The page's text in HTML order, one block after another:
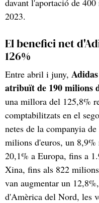
2023.
El benefici net
126%
Entre abril i juny,
atribuït de 190 milions
una millora del 125,8%
comptabilitzats en el
netes de la companyia
milions d'euros, un
20,1% a Europa, fins a
Xina, fins als 822
van augmentar un
d'Amèrica del Nord, les